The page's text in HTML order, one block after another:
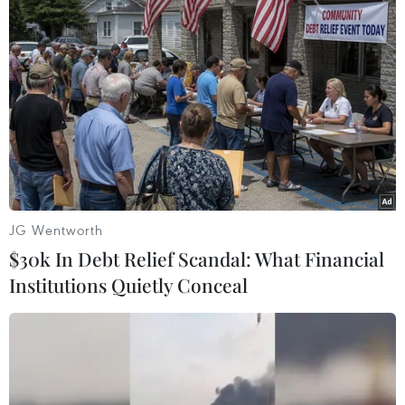
#ASEAN #Ấn Độ #Việt Nam
#Hội chợ
#Thương mại
#Hàng hóa Ấn Độ Việt Nam
Theo dõi VietnamPlus
Sửa đổi Luật Dầu khí: Phân cấp,
JG Wentworth
$30k In Debt Relief Scandal: What Financial
Institutions Quietly Conceal